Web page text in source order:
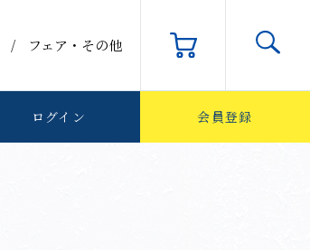
フェア・その他
検索
ログイン 会員登録